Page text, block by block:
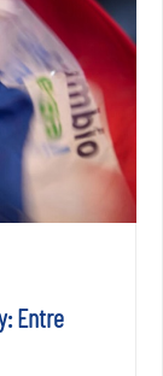
Entre